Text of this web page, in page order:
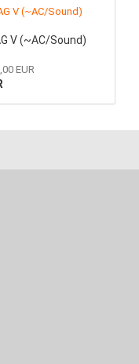
V (~AC/Sound)
EUR